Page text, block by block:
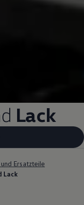
Lack
Ersatzteile
Lack